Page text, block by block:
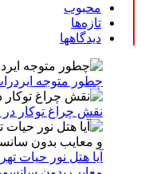
محبوب
تازه‌ها
دیدگاهها
چطور متوجه
نقش چراغ توکار